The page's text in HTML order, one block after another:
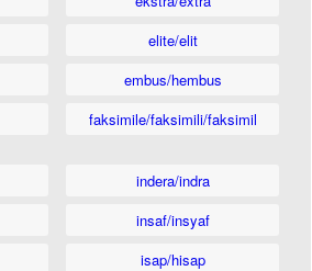
elite/elit
embus/hembus
faksimile/faksimili/faksimil
indera/indra
insaf/insyaf
isap/hisap